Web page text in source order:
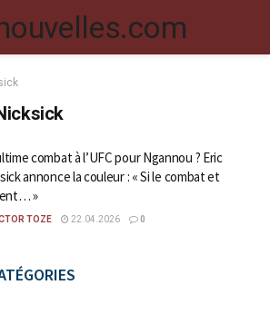
combat à l’UFC pour Ngannou ? Eric
annonce la couleur : « Si le combat et
»
TOZE 22.04.2026 0